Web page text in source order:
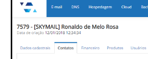
Microsoft SQL Server